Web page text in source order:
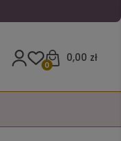
0,00 zł
0